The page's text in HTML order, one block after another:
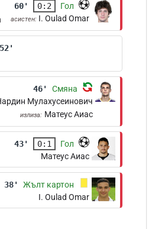
60' 0:2
Гол
асистен: I. Oulad Omar
52'
46' Смяна
Мулахусеинович
излиза: Матеус Аиас
43' 0:1
Гол
Матеус Аиас
38'
Жълт картон
I. Oulad Omar